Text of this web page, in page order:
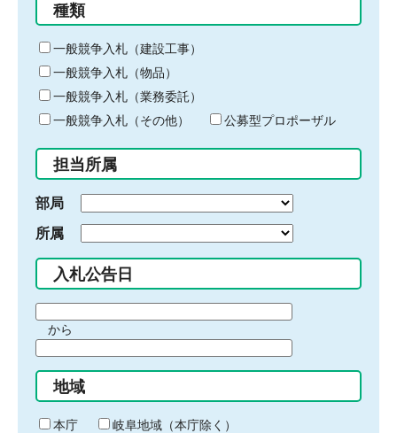
る
キ
ー
ワ
ー
ド
入
力
種類
一般競争入札（建設工事）
一般競争入札（物品）
一般競争入札（業務委託）
一般競争入札（その他）
公募型プロポーザル
担当所属
部局
所属
入札公告日
間
始
り
から
間
終
わ
地域
本庁
岐阜地域（本庁除く）